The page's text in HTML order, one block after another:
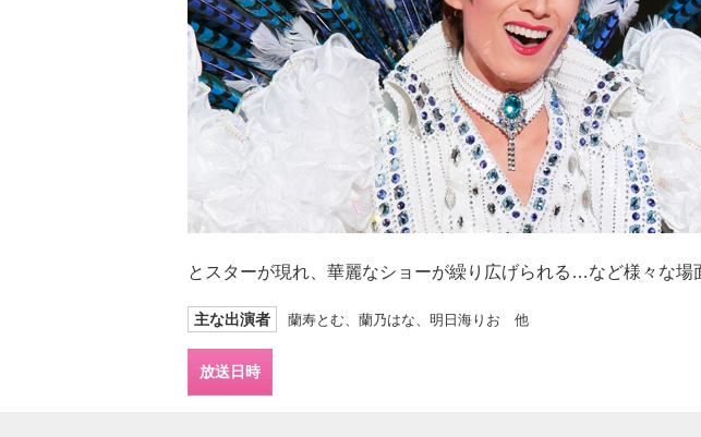
とスターが現れ、華麗なショーが繰り広げられる…など様々な場
主な出演者 蘭寿とむ、蘭乃はな、明日海りお 他
放送日時